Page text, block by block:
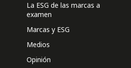
La ESG de las marcas a
examen
Marcas y ESG
Medios
Opinión